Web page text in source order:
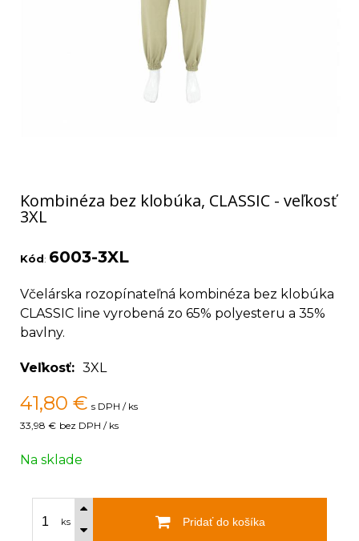
Kombinéza bez klobúka, CLASSIC - veľkosť
3XL
Kód: 6003-3XL
Včelárska rozopínateľná kombinéza bez klobúka
CLASSIC line vyrobená zo 65% polyesteru a 35%
bavlny.
Veľkosť 3XL
41,80 € s DPH / ks
33,98 € bez DPH / ks
Na sklade
ks Pridať do košíka